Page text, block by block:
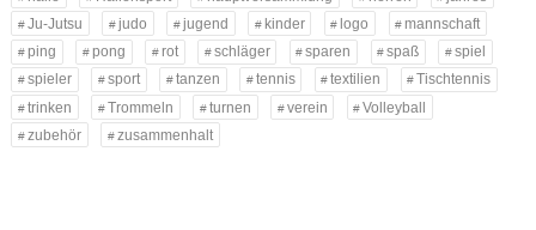
Ju-Jutsu
judo jugend kinder logo
mannschaft
ping
pong rot schläger sparen spaß
spiel
spieler
sport tanzen tennis textilien
Tischtennis
trinken
Trommeln turnen verein
Volleyball
zubehör
zusammenhalt